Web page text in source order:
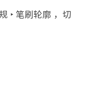
‣ 笔刷轮廓 ，切